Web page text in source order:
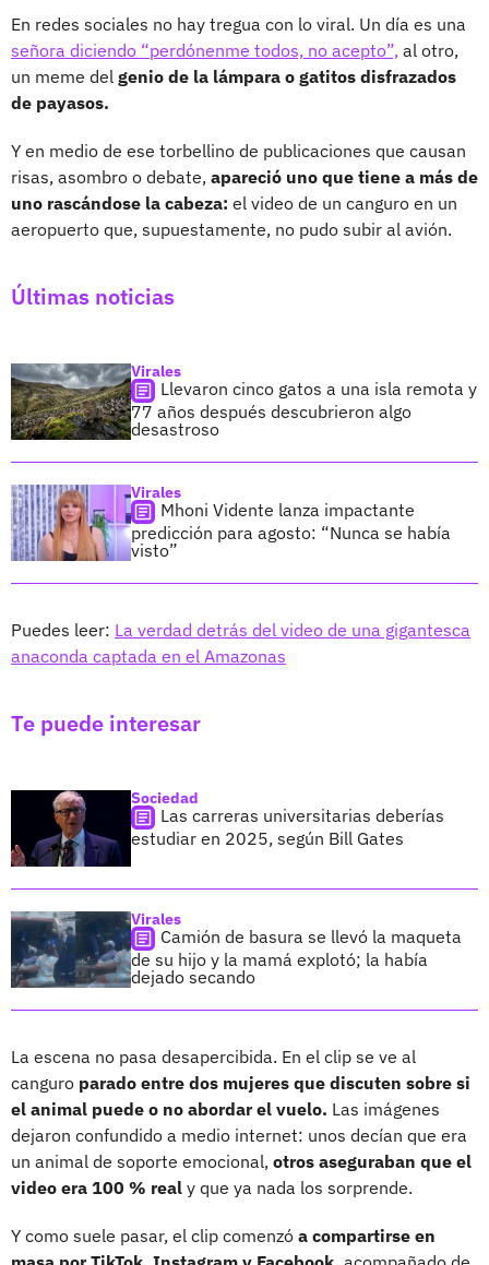
En redes sociales no hay tregua con lo viral. Un día es una
señora diciendo “perdónenme todos, no acepto”, al otro,
un meme del genio de la lámpara o gatitos disfrazados
de payasos.
Y en medio de ese torbellino de publicaciones que causan
risas, asombro o debate, apareció uno que tiene a más de
uno rascándose la cabeza: el video de un canguro en un
aeropuerto que, supuestamente, no pudo subir al avión.
Últimas noticias
Virales
Llevaron cinco gatos a una isla remota y
77 años después descubrieron algo
desastroso
Virales
Mhoni Vidente lanza impactante
predicción para agosto: “Nunca se había
visto”
Puedes leer: La verdad detrás del video de una gigantesca
anaconda captada en el Amazonas
Te puede interesar
Sociedad
Las carreras universitarias deberías
estudiar en 2025, según Bill Gates
Virales
Camión de basura se llevó la maqueta
de su hijo y la mamá explotó; la había
dejado secando
La escena no pasa desapercibida. En el clip se ve al
canguro parado entre dos mujeres que discuten sobre si
el animal puede o no abordar el vuelo. Las imágenes
dejaron confundido a medio internet: unos decían que era
un animal de soporte emocional, otros aseguraban que el
video era 100 % real y que ya nada los sorprende.
Y como suele pasar, el clip comenzó a compartirse en